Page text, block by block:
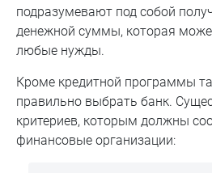
подразумевают под собой
денежной суммы, которая
любые нужды.
Кроме кредитной программы
правильно выбрать банк.
критериев, которым должны
финансовые организации: